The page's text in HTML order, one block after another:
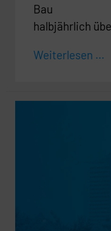
Bau
halbjährlich
Weiterlesen ...